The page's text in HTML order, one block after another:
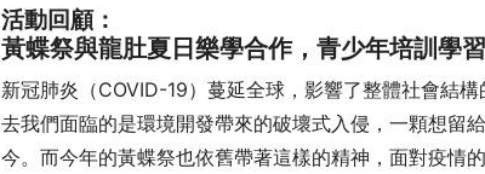
活動回顧：
黃蝶祭與龍肚夏日樂學合作，青少年培訓學
新冠肺炎（COVID-19）蔓延全球，影響了整體社會結
去我們面臨的是環境開發帶來的破壞式入侵，一顆想留
今。而今年的黃蝶祭也依舊帶著這樣的精神，面對疫情